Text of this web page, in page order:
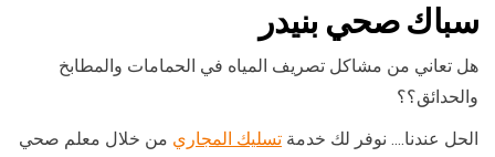
سباك صحي بنيدر
هل تعاني من مشاكل تصريف المياه في الحمامات والمطابخ
والحدائق؟؟
الحل عندنا…. نوفر لك خدمة تسليك المجاري من خلال معلم صحي